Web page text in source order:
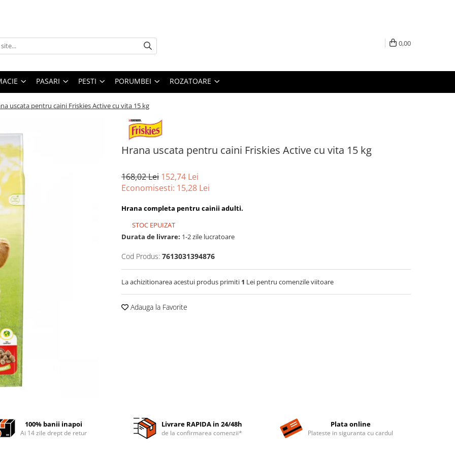
0,00
PASARI PESTI PORUMBEI ROZATOARE
uscata pentru caini Friskies Active cu vita 15 kg
Hrana uscata pentru caini Friskies Active cu vita 15 kg
168,02 Lei 152,74 Lei
Economisesti: 15,28 Lei
Hrana completa pentru cainii adulti.
STOC EPUIZAT
Durata de livrare: 1-2 zile lucratoare
Cod Produs: 7613031394876
La achizitionarea acestui produs primiti 1 Lei pentru comenzile viitoare
Adauga la Favorite
100% banii inapoi
Ai 14 zile drept de retur
Livrare RAPIDA in 24/48h
de la confirmarea comenzii*
Plata online
Plateste in siguranta cu cardul